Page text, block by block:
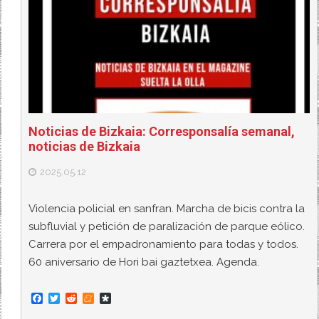
Noticias de Bizkaia: Corresponsalía semanal,
noticias de Bizkaia
2025.05.12
Violencia policial en sanfran. Marcha de bicis contra la
subfluvial y petición de paralización de parque eólico.
Carrera por el empadronamiento para todas y todos.
60 aniversario de Hori bai gaztetxea. Agenda.
F
T
R
M